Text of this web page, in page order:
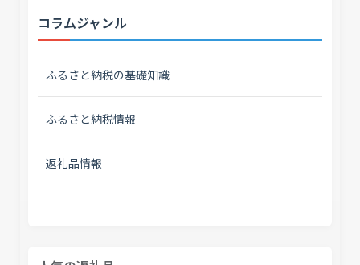
コラムジャンル
ふるさと納税の基礎知識
ふるさと納税情報
返礼品情報